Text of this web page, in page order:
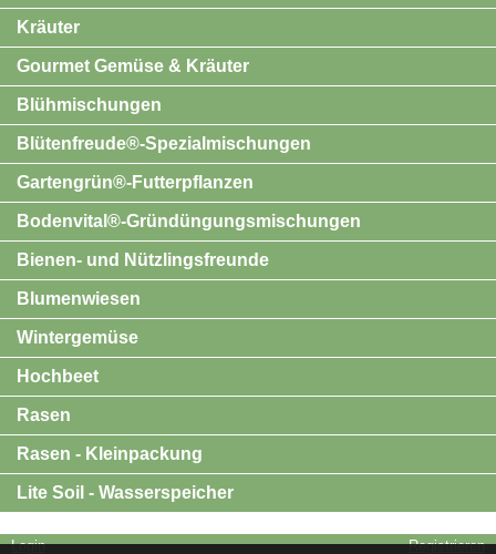
Kräuter
Gourmet Gemüse & Kräuter
Blühmischungen
Blütenfreude®-Spezialmischungen
Gartengrün®-Futterpflanzen
Bodenvital®-Gründüngungsmischungen
Bienen- und Nützlingsfreunde
Blumenwiesen
Wintergemüse
Hochbeet
Rasen
Rasen - Kleinpackung
Lite Soil - Wasserspeicher
Login Registrieren